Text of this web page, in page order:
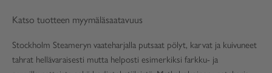
Katso tuotteen myymäläsaatavuus
Stockholm Steameryn vaateharjalla putsaat pölyt, karvat ja kuivuneet
tahrat hellävaraisesti mutta helposti esimerkiksi farkku- ja